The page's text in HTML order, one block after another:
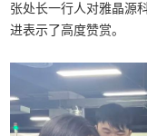
张处长一行人对雅晶源
进表示了高度赞赏。